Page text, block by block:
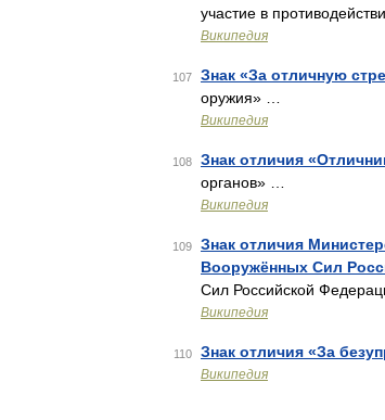
участие в
Википедия
107 Знак «За отличную
оружия» …
Википедия
108 Знак отличия
органов» …
Википедия
109
Знак отличия
Вооружённых Сил
Сил Российской
Википедия
110 Знак отличия «За
Википедия